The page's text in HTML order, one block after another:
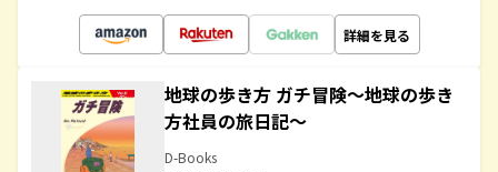
詳細を見る
地球の歩き方 ガチ冒険～地球の歩き
方社員の旅日記～
D-Books